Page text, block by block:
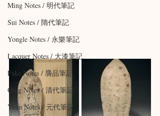
Ming Notes / 明代筆記
Sui Notes / 隋代筆記
Yongle Notes / 永樂筆記
Lacquer Notes / 大漆筆記
Fake Notes / 贗品筆記
Qing Notes / 清代筆記
Yuan Notes / 元代筆記